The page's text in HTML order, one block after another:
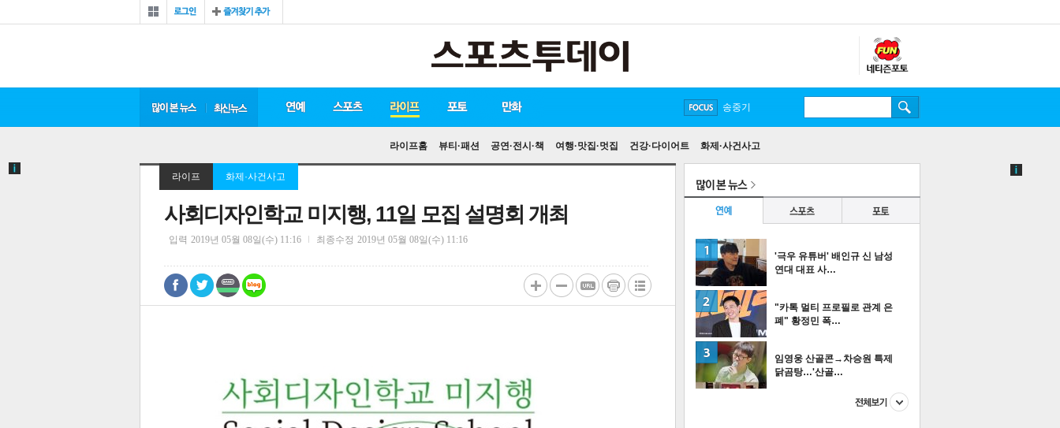
즐겨찾기
라이프홈 뷰티·패션 공연·전시·책 여행·맛집·멋집 건강·다이어트 화제·사건사고
방탄소년단
손흥민
유아인
송중기
라이프 화제·사건사고
사회디자인학교 미지행, 11일 모집 설명회 개최
입력 2019년 05월 08일(수) 11:16 최종수정 2019년 05월 08일(수) 11:16
0
'극우 유튜버' 배인규 신 남성
연대 대표 사…
"카톡 멀티 프로필로 관계 은
폐" 황정민 폭…
임영웅 산골콘→차승원 특제
닭곰탕…'산골…